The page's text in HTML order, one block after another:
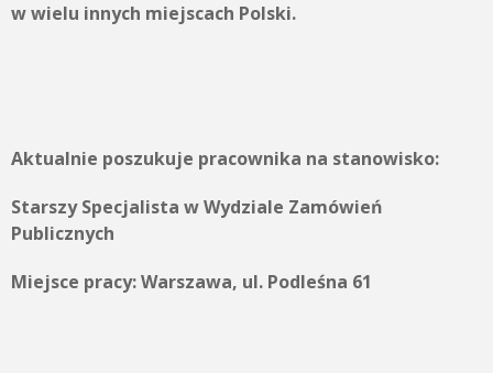
w wielu innych miejscach Polski.
Aktualnie poszukuje pracownika na stanowisko:
Starszy Specjalista w Wydziale Zamówień
Publicznych
Miejsce pracy: Warszawa, ul. Podleśna 61